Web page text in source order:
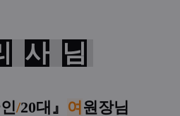
사 님
/20대 』 여 원장님